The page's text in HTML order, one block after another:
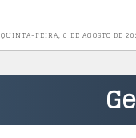
QUINTA-FEIRA, 6 DE AGOSTO DE